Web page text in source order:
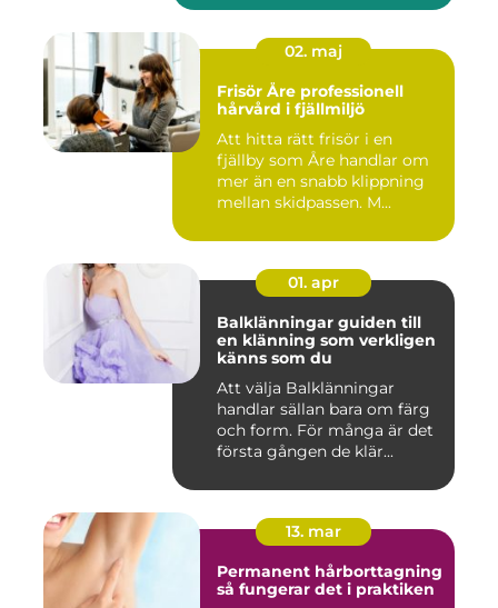
02. maj
Frisör Åre professionell
hårvård i fjällmiljö
Att hitta rätt frisör i en
fjällby som Åre handlar om
mer än en snabb klippning
mellan skidpassen. M...
01. apr
Balklänningar guiden till
en klänning som verkligen
känns som du
Att välja Balklänningar
handlar sällan bara om färg
och form. För många är det
första gången de klär...
13. mar
Permanent hårborttagning
så fungerar det i praktiken